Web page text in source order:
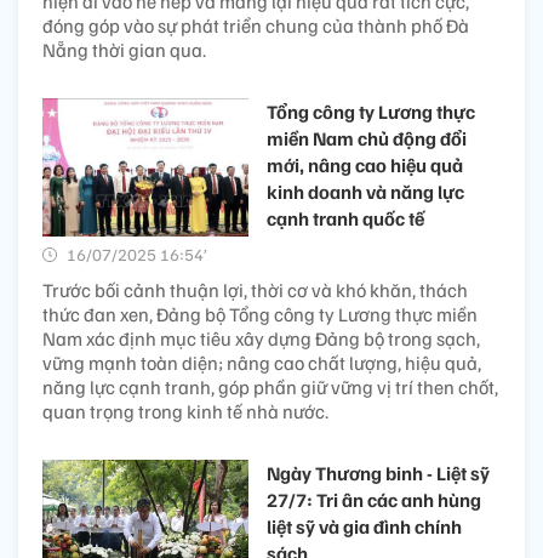
đóng góp vào sự phát triển chung của thành phố Đà
Nẵng thời gian qua.
Tổng công ty Lương thực
miền Nam chủ động đổi
mới, nâng cao hiệu quả
kinh doanh và năng lực
cạnh tranh quốc tế
16/07/2025 16:54’
Trước bối cảnh thuận lợi, thời cơ và khó khăn, thách
thức đan xen, Đảng bộ Tổng công ty Lương thực miền
Nam xác định mục tiêu xây dựng Đảng bộ trong sạch,
vững mạnh toàn diện; nâng cao chất lượng, hiệu quả,
năng lực cạnh tranh, góp phần giữ vững vị trí then chốt,
quan trọng trong kinh tế nhà nước.
Ngày Thương binh - Liệt sỹ
27/7: Tri ân các anh hùng
liệt sỹ và gia đình chính